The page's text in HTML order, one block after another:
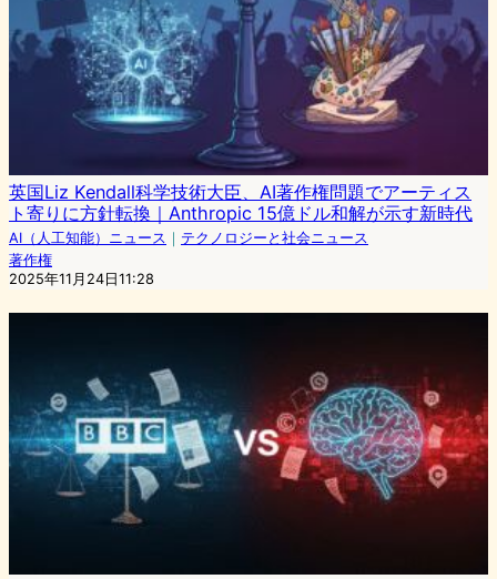
英国Liz Kendall科学技術大臣、AI著作権問題でアーティス
ト寄りに方針転換｜Anthropic 15億ドル和解が示す新時代
AI（人工知能）ニュース ｜ テクノロジーと社会ニュース
著作権
2025年11月24日11:28